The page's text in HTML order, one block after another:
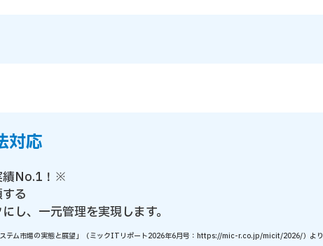
対応
績No.1！※
る
し、一元管理を実現します。
テム市場の実態と展望」（ミックITリポート2026年6月号：https://mic-r.co.jp/micit/2026/）より